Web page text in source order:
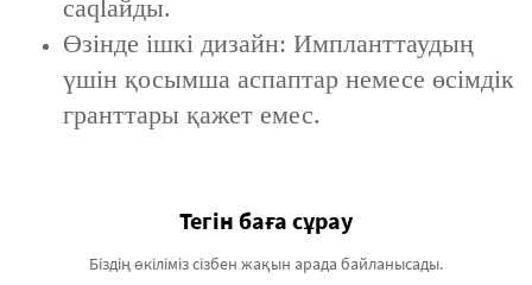
саqlайды.
Өзінде ішкі дизайн: Импланттаудың
үшін қосымша аспаптар немесе өсімдік
гранттары қажет емес.
Тегін баға сұрау
Біздің өкіліміз сізбен жақын арада байланысады.